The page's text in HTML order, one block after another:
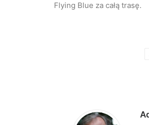
Flying Blue za całą trasę.